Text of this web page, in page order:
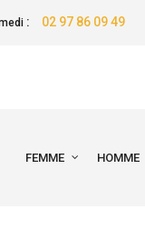
: 02 97 86 09 49
FEMME HOMME